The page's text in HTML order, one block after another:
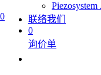
0
Piezosystem
联络我们
0
询价单